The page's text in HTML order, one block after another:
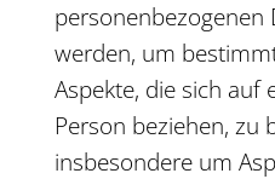
personenbezogenen
werden, um
Aspekte, die sich auf
Person beziehen, zu
insbesondere um